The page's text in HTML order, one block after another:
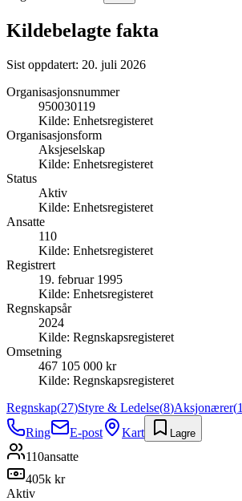
Kildebelagte fakta
Sist oppdatert: 20. juli 2026
Organisasjonsnummer
950030119
Kilde: Enhetsregisteret
Organisasjonsform
Aksjeselskap
Kilde: Enhetsregisteret
Status
Aktiv
Kilde: Enhetsregisteret
Ansatte
110
Kilde: Enhetsregisteret
Registrert
19. februar 1995
Kilde: Enhetsregisteret
Regnskapsår
2024
Kilde: Regnskapsregisteret
Omsetning
467 105 000 kr
Kilde: Regnskapsregisteret
Regnskap(27)Styre & Ledelse(8)Aksjonærer(1
Ring
E-post Kart Lagre
110ansatte
405k kr
Aktiv